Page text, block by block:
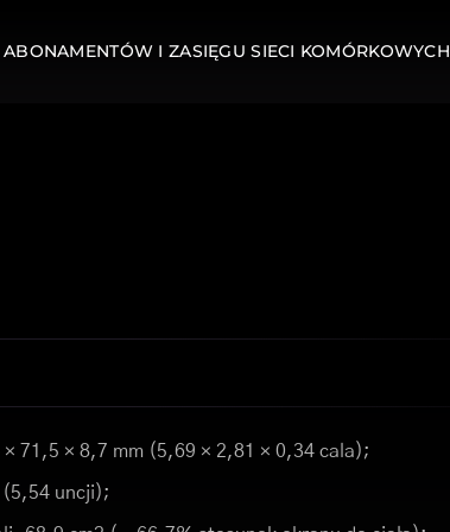
I ZASIĘGU SIECI KOMÓRKOWYCH
× 71,5 × 8,7 mm (5,69 × 2,81 × 0,34 cala);
(5,54 uncji);